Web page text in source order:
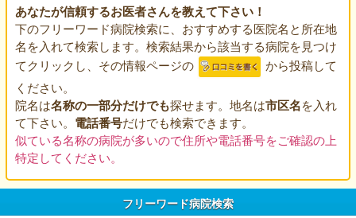
あなたが信頼するお医者さんを教えて下さい！
下のフリーワード病院検索に、おすすめする医院名と所在地
名を入れて検索します。検索結果から該当する病院を見つけ
てクリックし、その情報ページの
から投稿して
ください。
院名は名称の一部分だけでも探せます。地名は市区名を入れ
て下さい。 電話番号だけでも検索できます。
似ている名称の病院が多いので住所や電話番号をご確認の上
特定してください。
フリーワード病院検索